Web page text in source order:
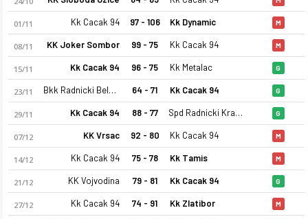
01/11 Kk Cacak 94 97 - 106 Kk Dynamic M
08/11 KK Joker Sombor 99 - 75 Kk Cacak 94 M
15/11 Kk Cacak 94 96 - 75 Kk Metalac G
23/11 Bkk Radnicki Belgrade 64 - 71 Kk Cacak 94 G
29/11 Kk Cacak 94 88 - 77 Spd Radnicki Kragujevac G
07/12 KK Vrsac 92 - 80 Kk Cacak 94 M
14/12 Kk Cacak 94 75 - 78 Kk Tamis M
21/12 KK Vojvodina 79 - 81 Kk Cacak 94 G
27/12 Kk Cacak 94 74 - 91 Kk Zlatibor M